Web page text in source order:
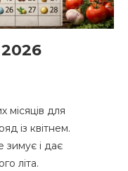
для
із квітнем.
зимує і дає
літа.